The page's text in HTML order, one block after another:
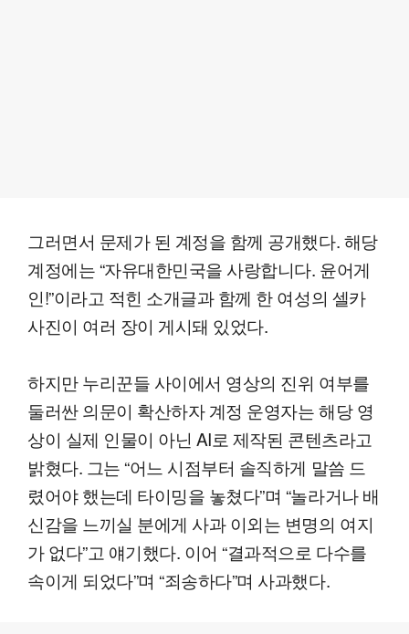
그러면서 문제가 된 계정을 함께 공개했다. 해당
계정에는 “자유대한민국을 사랑합니다. 윤어게
인!”이라고 적힌 소개글과 함께 한 여성의 셀카
사진이 여러 장이 게시돼 있었다.
하지만 누리꾼들 사이에서 영상의 진위 여부를
둘러싼 의문이 확산하자 계정 운영자는 해당 영
상이 실제 인물이 아닌 AI로 제작된 콘텐츠라고
밝혔다. 그는 “어느 시점부터 솔직하게 말씀 드
렸어야 했는데 타이밍을 놓쳤다”며 “놀라거나 배
신감을 느끼실 분에게 사과 이외는 변명의 여지
가 없다”고 얘기했다. 이어 “결과적으로 다수를
속이게 되었다”며 “죄송하다”며 사과했다.